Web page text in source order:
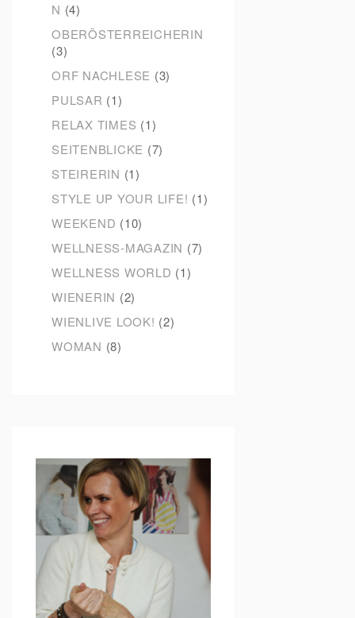
N (4)
OBERÖSTERREICHERIN
(3)
ORF NACHLESE (3)
PULSAR (1)
RELAX TIMES (1)
SEITENBLICKE (7)
STEIRERIN (1)
STYLE UP YOUR LIFE! (1)
WEEKEND (10)
WELLNESS-MAGAZIN (7)
WELLNESS WORLD (1)
WIENERIN (2)
WIENLIVE LOOK! (2)
WOMAN (8)